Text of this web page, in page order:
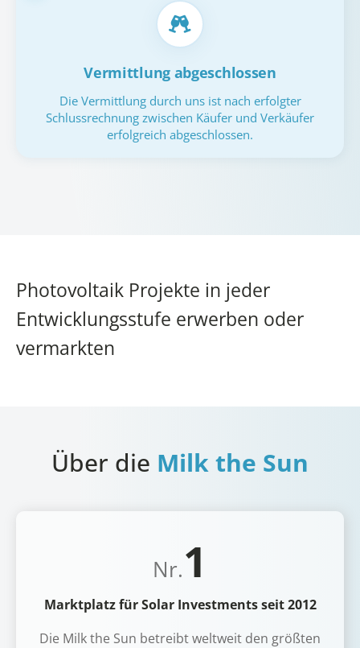
Vermittlung abgeschlossen
Die Vermittlung durch uns ist nach erfolgter
Schlussrechnung zwischen Käufer und Verkäufer
erfolgreich abgeschlossen.
Photovoltaik Projekte in jeder
Entwicklungsstufe erwerben oder
vermarkten
Über die Milk the Sun
Nr.1
Marktplatz für Solar Investments seit 2012
Die Milk the Sun betreibt weltweit den größten